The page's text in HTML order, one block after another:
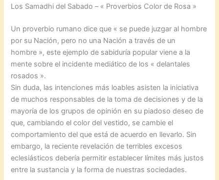
Los Samadhi del Sabado – « Proverbios Color de Rosa »
Un proverbio rumano dice que « se puede juzgar al hombre
por su Nación, pero no una Nación a través de un
hombre », este ejemplo de sabiduría popular viene a la
mente sobre el incidente mediático de los « delantales
rosados ».
Sin duda, las intenciones más loables asisten la iniciativa
de muchos responsables de la toma de decisiones y de la
mayoría de los grupos de opinión en su piadoso deseo de
que, cambiando el color del vestido, se cambie el
comportamiento del que está de acuerdo en llevarlo. Sin
embargo, la reciente revelación de terribles excesos
eclesiásticos debería permitir establecer límites más justos
entre la sustancia y la forma de nuestras sociedades.